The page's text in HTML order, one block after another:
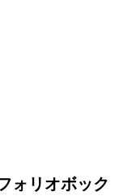
ォリオボック